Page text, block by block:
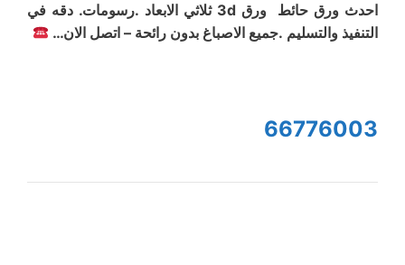
احدث ورق حائط ورق 3d ثلاثي الابعاد .رسومات. دقه في
التنفيذ والتسليم .جميع الاصباغ بدون رائحة – اتصل الان…
66776003